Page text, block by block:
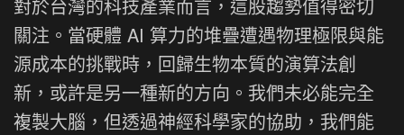
對於台灣的科技產業而言，這股趨勢值得密切
關注。當硬體 AI 算力的堆疊遭遇物理極限與能
源成本的挑戰時，回歸生物本質的演算法創
新，或許是另一種新的方向。我們未必能完全
複製大腦，但透過神經科學家的協助，我們能